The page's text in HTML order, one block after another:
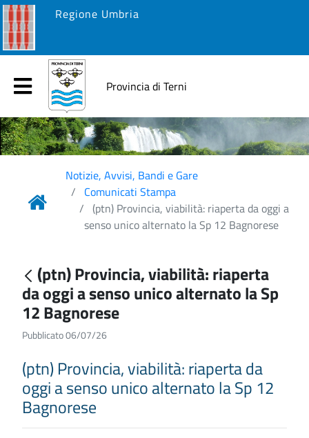
Regione Umbria
Provincia di Terni
Notizie, Avvisi, Bandi e Gare
Comunicati Stampa
(ptn) Provincia, viabilità: riaperta da oggi a
senso unico alternato la Sp 12 Bagnorese
(ptn) Provincia, viabilità: riaperta
da oggi a senso unico alternato la Sp
12 Bagnorese
Pubblicato 06/07/26
(ptn) Provincia, viabilità: riaperta da
oggi a senso unico alternato la Sp 12
Bagnorese